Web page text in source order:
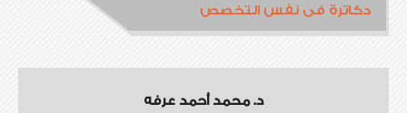
دكاترة فى نفس التخصص
د. محمد أحمد عرفه